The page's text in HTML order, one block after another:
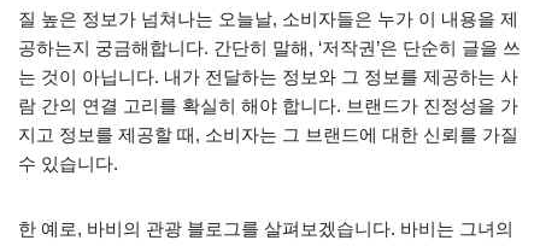
질 높은 정보가 넘쳐나는 오늘날, 소비자들은 누가 이 내용을 제
공하는지 궁금해합니다. 간단히 말해, ‘저작권’은 단순히 글을 쓰
는 것이 아닙니다. 내가 전달하는 정보와 그 정보를 제공하는 사
람 간의 연결 고리를 확실히 해야 합니다. 브랜드가 진정성을 가
지고 정보를 제공할 때, 소비자는 그 브랜드에 대한 신뢰를 가질
수 있습니다.
한 예로, 바비의 관광 블로그를 살펴보겠습니다. 바비는 그녀의